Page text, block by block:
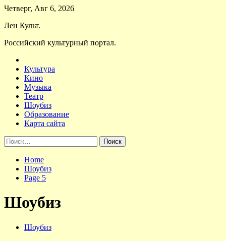
Skip
content
Четверг, Авг 6, 2026
Лен Культ.
Российский культурный портал.
Культура
Кино
Музыка
Театр
Шоубиз
Образование
Карта сайта
Найти:
Home
Шоубиз
Page 5
Шоубиз
Шоубиз